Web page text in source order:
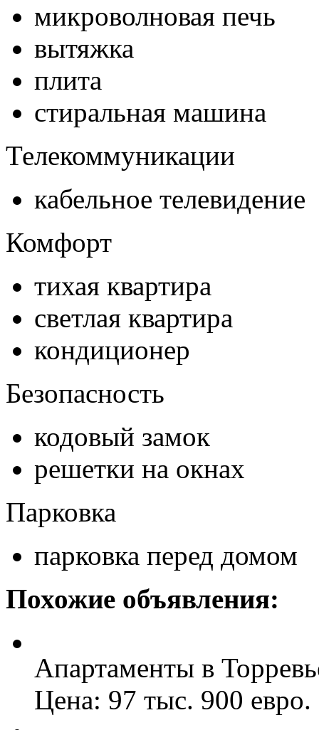
микроволновая печь
вытяжка
плита
стиральная машина
Телекоммуникации
кабельное телевидение
Комфорт
тихая квартира
светлая квартира
кондиционер
Безопасность
кодовый замок
решетки на окнах
Парковка
парковка перед домом
Похожие объявления:
Апартаменты в
Цена: 97 тыс. 900 евро.